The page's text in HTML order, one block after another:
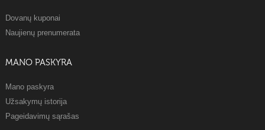
Dovanų kuponai
Naujienų prenumerata
MANO PASKYRA
Mano paskyra
Užsakymų istorija
Pageidavimų sąrašas